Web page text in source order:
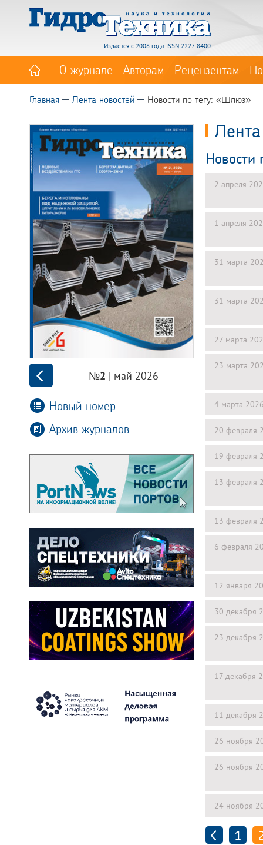
Издается с 2008 года. ISSN 2227-8400
О журнале Авторам Рецензентам
Главная Лента новостей Новости по тегу: «Шлюз»
№2 | май 2026
Новый номер
Архив журналов
Новости
2 апреля
1 апреля
31 марта
31 марта
27 марта
23 марта
4 марта
20 февраля
19 февраля
13 февраля
13 февраля
6 февраля
12 января
30 декабря
23 декабря
17 декабря
11 декабря
26 ноября
26 ноября
24 ноября
1